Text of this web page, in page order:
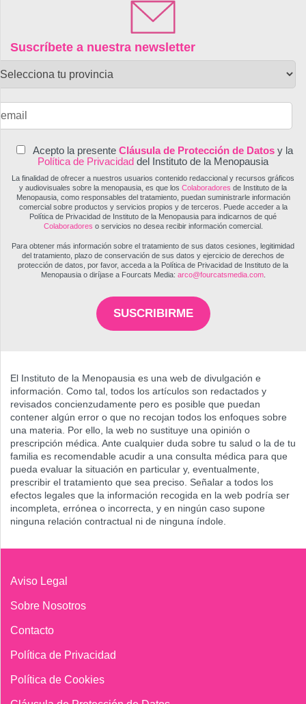
Suscríbete a nuestra newsletter
Acepto la presente Cláusula de Protección de Datosy la
Política de Privacidad del Instituto de la Menopausia
La finalidad de ofrecer a nuestros usuarios contenido redaccional y recursos gráficos
y audiovisuales sobre la menopausia, es que los Colaboradores de Instituto de la
Menopausia, como responsables del tratamiento, puedan suministrarle información
comercial sobre productos y servicios propios y de terceros. Puede acceder a la
Política de Privacidad de Instituto de la Menopausia para indicarnos de qué
Colaboradores o servicios no desea recibir información comercial.
Para obtener más información sobre el tratamiento de sus datos cesiones, legitimidad
del tratamiento, plazo de conservación de sus datos y ejercicio de derechos de
protección de datos, por favor, acceda a la Política de Privacidad de Instituto de la
Menopausia o diríjase a Fourcats Media: arco@fourcatsmedia.com.
SUSCRIBIRME
El Instituto de la Menopausia es una web de divulgación e
información. Como tal, todos los artículos son redactados y
revisados concienzudamente pero es posible que puedan
contener algún error o que no recojan todos los enfoques sobre
una materia. Por ello, la web no sustituye una opinión o
prescripción médica. Ante cualquier duda sobre tu salud o la de tu
familia es recomendable acudir a una consulta médica para que
pueda evaluar la situación en particular y, eventualmente,
prescribir el tratamiento que sea preciso. Señalar a todos los
efectos legales que la información recogida en la web podría ser
incompleta, errónea o incorrecta, y en ningún caso supone
ninguna relación contractual ni de ninguna índole.
Aviso Legal
Sobre Nosotros
Contacto
Política de Privacidad
Política de Cookies